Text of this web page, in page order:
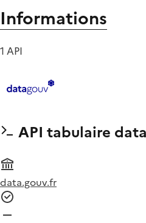
Informations
1 API
API tabulaire
data.gouv.fr